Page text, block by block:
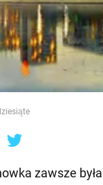
zawsze